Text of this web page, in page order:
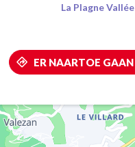
La Plagne Vallée
ER NAARTOE GAAN